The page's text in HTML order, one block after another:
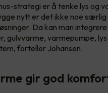
strategi er å tenke lys og
nytt er det ikke noe
Da kan man
gulvvarme, varmepumpe,
forteller Johansen.
gir god